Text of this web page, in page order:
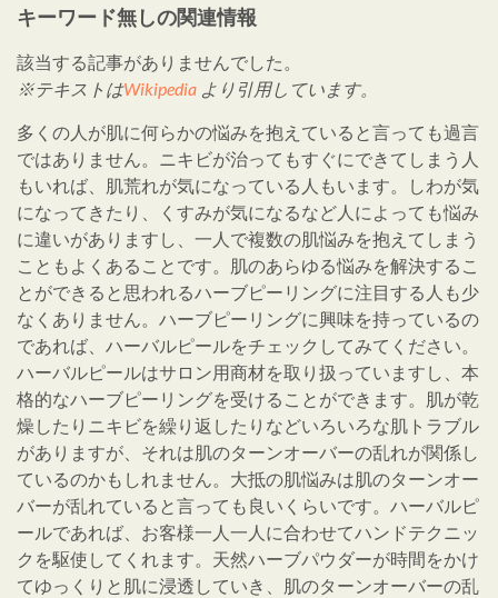
キーワード無しの関連情報
該当する記事がありませんでした。
※テキストはWikipedia より引用しています。
多くの人が肌に何らかの悩みを抱えていると言っても過言
ではありません。ニキビが治ってもすぐにできてしまう人
もいれば、肌荒れが気になっている人もいます。しわが気
になってきたり、くすみが気になるなど人によっても悩み
に違いがありますし、一人で複数の肌悩みを抱えてしまう
こともよくあることです。肌のあらゆる悩みを解決するこ
とができると思われるハーブピーリングに注目する人も少
なくありません。ハーブピーリングに興味を持っているの
であれば、ハーバルピールをチェックしてみてください。
ハーバルピールはサロン用商材を取り扱っていますし、本
格的なハーブピーリングを受けることができます。肌が乾
燥したりニキビを繰り返したりなどいろいろな肌トラブル
がありますが、それは肌のターンオーバーの乱れが関係し
ているのかもしれません。大抵の肌悩みは肌のターンオー
バーが乱れていると言っても良いくらいです。ハーバルピ
ールであれば、お客様一人一人に合わせてハンドテクニッ
クを駆使してくれます。天然ハーブパウダーが時間をかけ
てゆっくりと肌に浸透していき、肌のターンオーバーの乱